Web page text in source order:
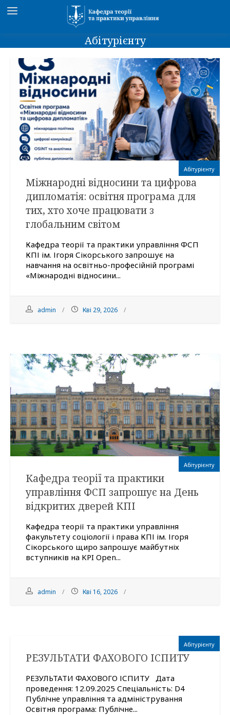
Абітурієнту
Абітурієнту
Міжнародні відносини та цифрова
дипломатія: освітня програма для
тих, хто хоче працювати з
глобальним світом
Кафедра теорії та практики управління ФСП
КПІ ім. Ігоря Сікорського запрошує на
навчання на освітньо-професійній програмі
«Міжнародні відносини...
admin Кві 29, 2026
Абітурієнту
Кафедра теорії та практики
управління ФСП запрошує на День
відкритих дверей КПІ
Кафедра теорії та практики управління
факультету соціології і права КПІ ім. Ігоря
Сікорського щиро запрошує майбутніх
вступників на KPI Open...
admin Кві 16, 2026
Абітурієнту
РЕЗУЛЬТАТИ ФАХОВОГО ІСПИТУ
РЕЗУЛЬТАТИ ФАХОВОГО ІСПИТУ Дата
проведення: 12.09.2025 Спеціальність: D4
Публічне управління та адміністрування
Освітня програма: Публічне...